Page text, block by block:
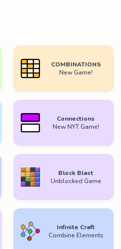
COMBINATIONS
New Game!
Connections
New NYT Game!
Block Blast
Unblocked Game
Infinite Craft
Combine Elements